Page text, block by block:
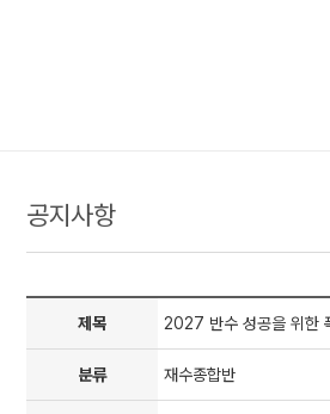
N Class
2027 파이널 정규반
2027 N수 정규반
2027 반수반
2027
공지사항
제목 2027 반수 성공을 위한
분류 재수종합반